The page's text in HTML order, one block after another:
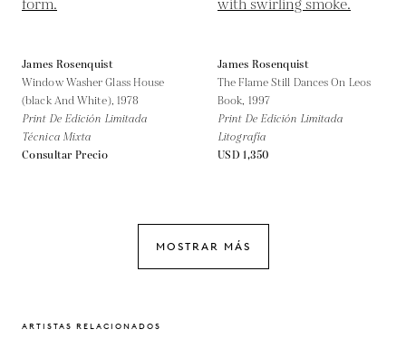
James Rosenquist
Window Washer Glass House
(black And White), 1978
Print De Edición Limitada
Técnica Mixta
Consultar Precio
James Rosenquist
The Flame Still Dances On Leos
Book, 1997
Print De Edición Limitada
Litografía
USD 1,350
MOSTRAR MÁS
ARTISTAS RELACIONADOS